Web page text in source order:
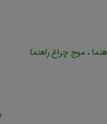
، موج چراغ راهنما